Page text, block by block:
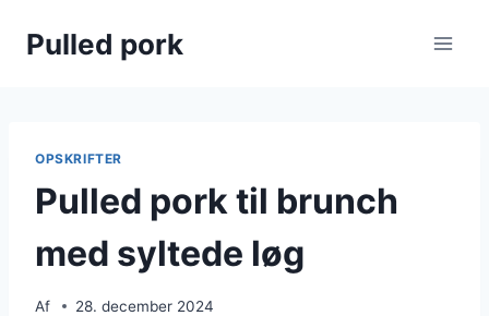
Pulled pork
OPSKRIFTER
Pulled pork til brunch
med syltede løg
Af 28. december 2024